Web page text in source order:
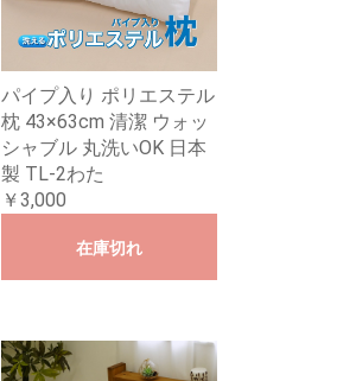
パイプ入り ポリエステル
枕 43×63cm 清潔 ウォッ
シャブル 丸洗いOK 日本
製 TL-2わた
￥3,000
在庫切れ